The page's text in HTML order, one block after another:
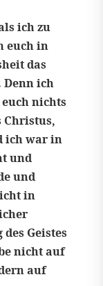
ich zu
euch in
das
Denn ich
nichts
Christus,
ich war in
und
und
in
Geistes
nicht auf
auf